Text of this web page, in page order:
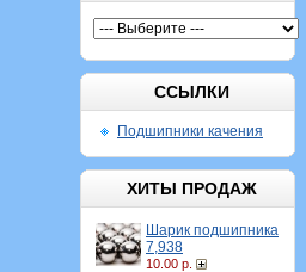
ССЫЛКИ
Подшипники качения
ХИТЫ ПРОДАЖ
Шарик подшипника
7,938
10.00 р.